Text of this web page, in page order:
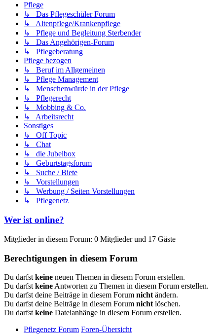
Pflege
↳ Das Pflegeschüler Forum
↳ Altenpflege/Krankenpflege
↳ Pflege und Begleitung Sterbender
↳ Das Angehörigen-Forum
↳ Pflegeberatung
Pflege bezogen
↳ Beruf im Allgemeinen
↳ Pflege Management
↳ Menschenwürde in der Pflege
↳ Pflegerecht
↳ Mobbing & Co.
↳ Arbeitsrecht
Sonstiges
↳ Off Topic
↳ Chat
↳ die Jubelbox
↳ Geburtstagsforum
↳ Suche / Biete
↳ Vorstellungen
↳ Werbung / Seiten Vorstellungen
↳ Pflegenetz
Wer ist online?
Mitglieder in diesem Forum: 0 Mitglieder und 17 Gäste
Berechtigungen in diesem Forum
Du darfst keine neuen Themen in diesem Forum erstellen.
Du darfst keine Antworten zu Themen in diesem Forum erstellen.
Du darfst deine Beiträge in diesem Forum nicht ändern.
Du darfst deine Beiträge in diesem Forum nicht löschen.
Du darfst keine Dateianhänge in diesem Forum erstellen.
Pflegenetz Forum Foren-Übersicht